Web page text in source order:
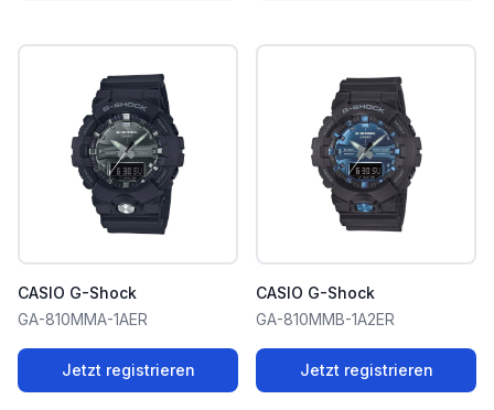
CASIO G-Shock
GA-810MMA-1AER
Jetzt registrieren
CASIO G-Shock
GA-810MMB-1A2ER
Jetzt registrieren